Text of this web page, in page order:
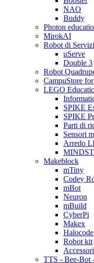
NAO
Buddy
Photon
MirokAI
Robot di
uServe
Double 3
Robot
CampuStore
LEGO
SPIKE
SPIKE
Parti di
Sensori
Arredo
Makeblock
mTiny
Codey
mBot
Neuron
mBuild
CyberPi
Makex
Halocode
Robot kit
TTS - Bee-Bot